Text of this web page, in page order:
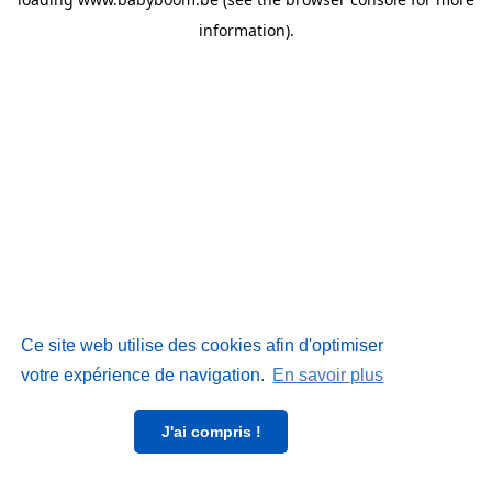
Ce site web utilise des cookies afin d'optimiser
votre expérience de navigation. En savoir plus
J'ai compris !
information).